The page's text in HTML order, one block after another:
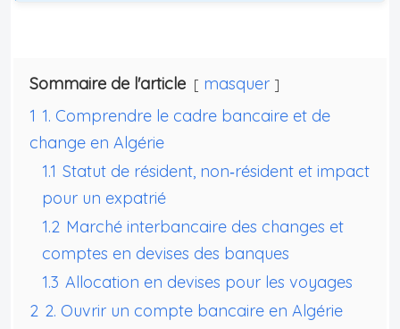
Sommaire de l'article
masquer
1 1. Comprendre le cadre bancaire et de
change en Algérie
1.1 Statut de résident, non‑résident et impact
pour un expatrié
1.2 Marché interbancaire des changes et
comptes en devises des banques
1.3 Allocation en devises pour les voyages
2 2. Ouvrir un compte bancaire en Algérie